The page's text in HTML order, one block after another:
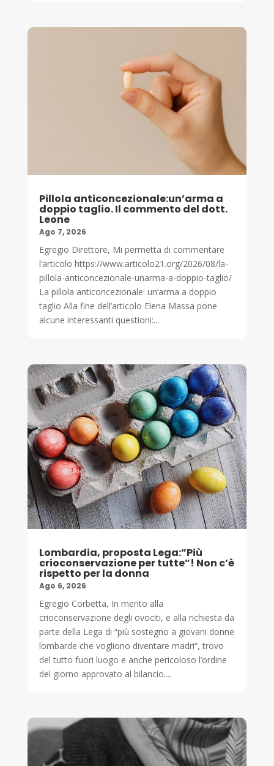
Pillola anticoncezionale:un’arma a
doppio taglio. Il commento del dott.
Leone
Ago 7, 2026
Egregio Direttore, Mi permetta di commentare
l’articolo https://www.articolo21.org/2026/08/la-
pillola-anticoncezionale-unarma-a-doppio-taglio/
La pillola anticoncezionale: un’arma a doppio
taglio Alla fine dell’articolo Elena Massa pone
alcune interessanti questioni:...
Lombardia, proposta Lega:”Più
crioconservazione per tutte”! Non c’è
rispetto per la donna
Ago 6, 2026
Egregio Corbetta, In merito alla
crioconservazione degli ovociti, e alla richiesta da
parte della Lega di “più sostegno a giovani donne
lombarde che vogliono diventare madri“, trovo
del tutto fuori luogo e anche pericoloso l’ordine
del giorno approvato al bilancio....